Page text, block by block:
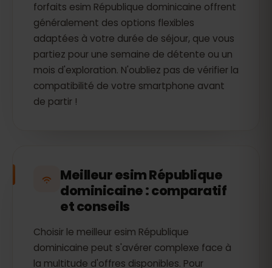
forfaits esim République dominicaine offrent
généralement des options flexibles
adaptées à votre durée de séjour, que vous
partiez pour une semaine de détente ou un
mois d'exploration. N'oubliez pas de vérifier la
compatibilité de votre smartphone avant
de partir !
Meilleur esim République
dominicaine : comparatif
et conseils
Choisir le meilleur esim République
dominicaine peut s'avérer complexe face à
la multitude d'offres disponibles. Pour